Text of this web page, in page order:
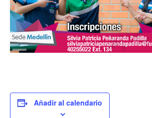
Añadir al calendario